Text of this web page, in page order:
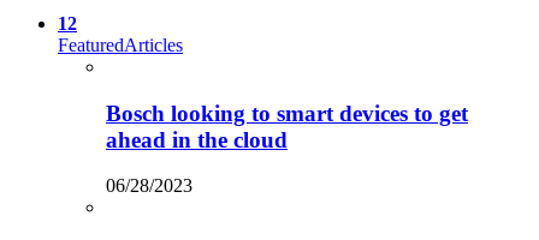
12
FeaturedArticles
Bosch looking to smart devices to get
ahead in the cloud
06/28/2023